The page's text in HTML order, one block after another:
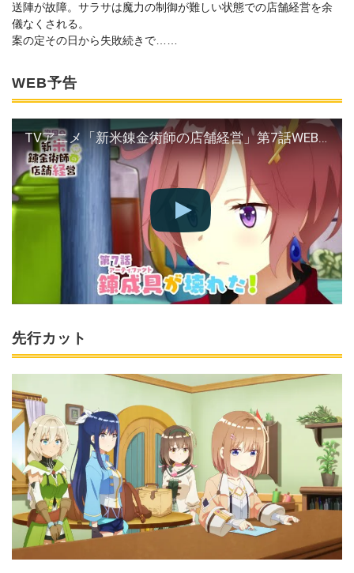
送陣が故障。サラサは魔力の制御が難しい状態での店舗経営を余
儀なくされる。
案の定その日から失敗続きで……
WEB予告
TVアニメ「新米錬金術師の店舗経営」第7話WEB予告
先行カット